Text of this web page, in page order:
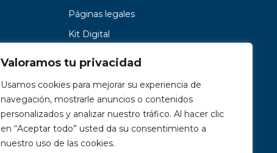
Valoramos tu privacidad
Usamos cookies para mejorar su experiencia de
navegación, mostrarle anuncios o contenidos
personalizados y analizar nuestro tráfico. Al hacer clic
en “Aceptar todo” usted da su consentimiento a
nuestro uso de las cookies.
Páginas legales
Kit Digital